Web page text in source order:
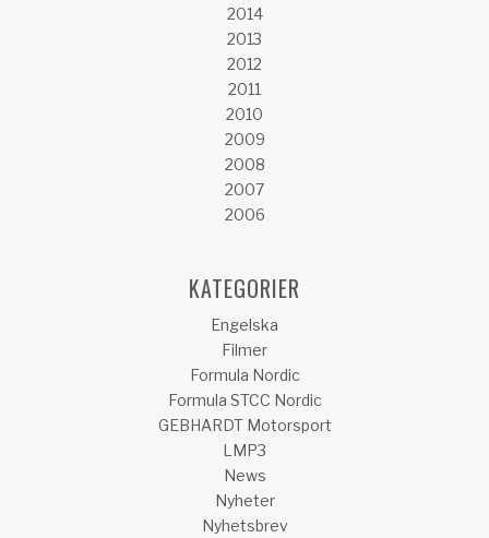
2014
2013
2012
2011
2010
2009
2008
2007
2006
KATEGORIER
Engelska
Filmer
Formula Nordic
Formula STCC Nordic
GEBHARDT Motorsport
LMP3
News
Nyheter
Nyhetsbrev